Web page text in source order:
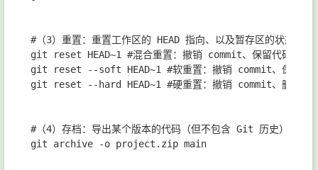
#（3）重置：重置工作区的 HEAD 指向、以及暂存区的状态、以
git reset HEAD~1 #混合重置：撤销 commit、保留代码、取
git reset --soft HEAD~1 #软重置：撤销 commit、保留暂
git reset --hard HEAD~1 #硬重置：撤销 commit、删除暂存
#（4）存档：导出某个版本的代码（但不包含 Git 历史），相
git archive -o project.zip main